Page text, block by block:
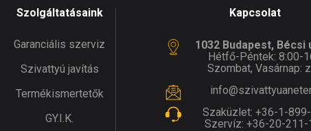
Szolgáltatásaink
Garanciális szerviz
Szivattyú javítás
Termékismertetők
GY.I.K.
Kapcsolat
1032 Budapest, Bécsi
Hétfő-Péntek: 8:00-
Szombat, Vasárnap:
Szaküzlet: +36-1-
Szervíz: +36-20-211-